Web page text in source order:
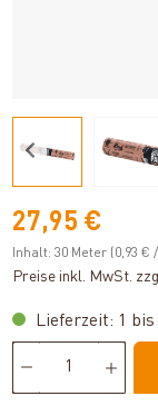
27,95 €
Inhalt:30 Meter (0,93 €
Preise inkl. MwSt.
Lieferzeit: 1